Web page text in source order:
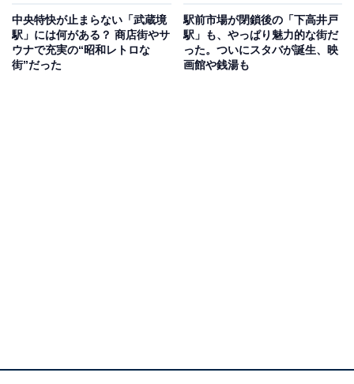
駅の開業は小田急線の開業と同じ1927年。当初は「代々
幡上原（よよはたうえはら）駅」という名前で、1941年
代々木上原は「坂道」の街
中央特快が止まらない「武蔵境
駅」には何がある？ 商店街やサ
ウナで充実の“昭和レトロな
街”だった
駅前市場が閉鎖後の「下高井戸
駅」も、やっぱり魅力的な街だ
った。ついにスタバが誕生、映
画館や銭湯も